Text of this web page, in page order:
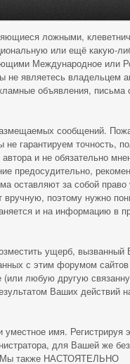
ложными,
или ещё какую-
Международное или
являетесь владельцем
объявления, письма
сообщений.
гарантируем точность,
и не обязательно
предосудительно,
оставляют за собой право
поэтому нужно
и на информацию в
ущерб,
с этим форумом
(или любую другую
Ваших действий
имя. Регистрируя
для Вашей же
Мы также НАСТОЯТЕЛЬНО